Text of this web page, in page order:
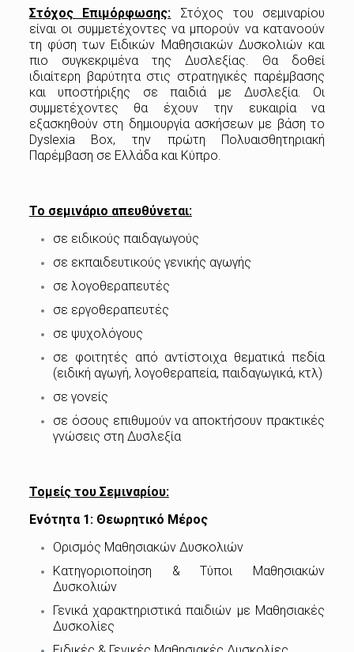
Στόχος Επιμόρφωσης: Στόχος του σεμιναρίου
είναι οι συμμετέχοντες να μπορούν να κατανοούν
τη φύση των Ειδικών Μαθησιακών Δυσκολιών και
πιο συγκεκριμένα της Δυσλεξίας. Θα δοθεί
ιδιαίτερη βαρύτητα στις στρατηγικές παρέμβασης
και υποστήριξης σε παιδιά με Δυσλεξία. Οι
συμμετέχοντες θα έχουν την ευκαιρία να
εξασκηθούν στη δημιουργία ασκήσεων με βάση το
Dyslexia Box, την πρώτη Πολυαισθητηριακή
Παρέμβαση σε Ελλάδα και Κύπρο.
Το σεμινάριο απευθύνεται:
σε ειδικούς παιδαγωγούς
σε εκπαιδευτικούς γενικής αγωγής
σε λογοθεραπευτές
σε εργοθεραπευτές
σε ψυχολόγους
σε φοιτητές από αντίστοιχα θεματικά πεδία
(ειδική αγωγή, λογοθεραπεία, παιδαγωγικά, κτλ)
σε γονείς
σε όσους επιθυμούν να αποκτήσουν πρακτικές
γνώσεις στη Δυσλεξία
Τομείς του Σεμιναρίου:
Ενότητα 1: Θεωρητικό Μέρος
Ορισμός Μαθησιακών Δυσκολιών
Κατηγοριοποίηση & Τύποι Μαθησιακών
Δυσκολιών
Γενικά χαρακτηριστικά παιδιών με Μαθησιακές
Δυσκολίες